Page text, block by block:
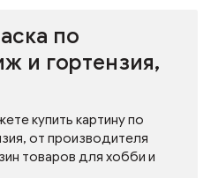
по
и гортензия,
купить картину по
от производителя
товаров для хобби и